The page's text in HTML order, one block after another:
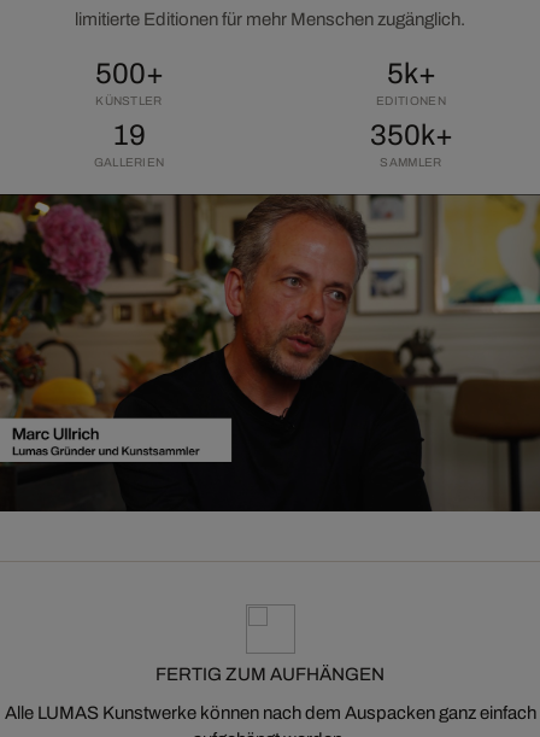
limitierte Editionen für mehr Menschen zugänglich.
500+
KÜNSTLER
5k+
EDITIONEN
19
GALLERIEN
350k+
SAMMLER
FERTIG ZUM AUFHÄNGEN
Alle LUMAS Kunstwerke können nach dem Auspacken ganz einfach